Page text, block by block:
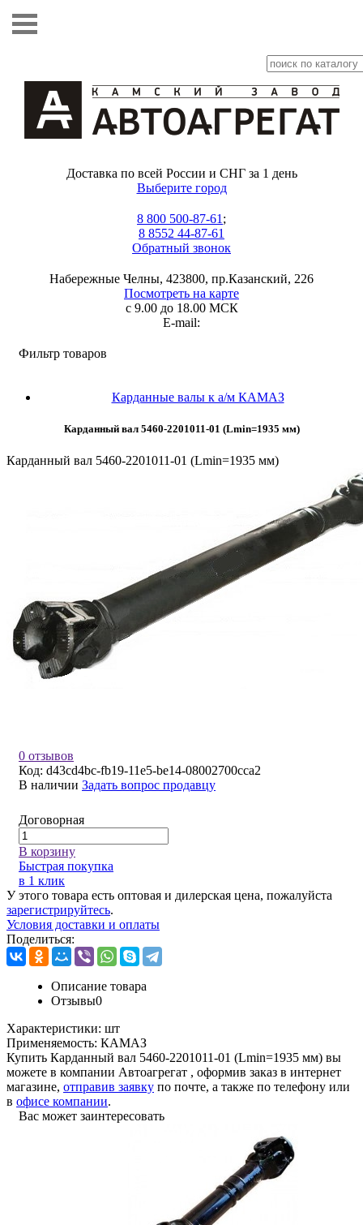
Доставка по всей России и СНГ за 1 день
Выберите город
8 800 500-87-61 ;
8 8552 44-87-61
Обратный звонок
Набережные Челны, 423800, пр.Казанский, 226
Посмотреть на карте
с 9.00 до 18.00 МСК
E-mail:
Фильтр товаров
Карданные валы к а/м КАМАЗ
Карданный вал 5460-2201011-01 (Lmin=1935 мм)
Карданный вал 5460-2201011-01 (Lmin=1935 мм)
0 отзывов
Код: d43cd4bc-fb19-11e5-be14-08002700cca2
В наличии Задать вопрос продавцу
Договорная
В корзину
Быстрая покупка
в 1 клик
У этого товара есть оптовая и дилерская цена, пожалуйста
зарегистрируйтесь.
Условия доставки и оплаты
Поделиться:
Описание товара
Отзывы0
Характеристики: шт
Применяемость: КАМАЗ
Купить Карданный вал 5460-2201011-01 (Lmin=1935 мм) вы
можете в компании Автоагрегат , оформив заказ в интернет
магазине, отправив заявку по почте, а также по телефону или
в офисе компании.
Вас может заинтересовать